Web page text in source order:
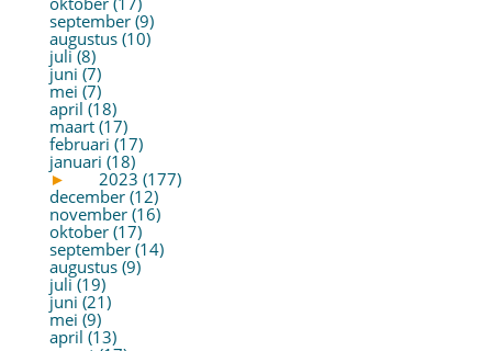
september (9)
augustus (10)
juli (8)
juni (7)
mei (7)
april (18)
maart (17)
februari (17)
januari (18)
►
2023 (177)
december (12)
november (16)
oktober (17)
september (14)
augustus (9)
juli (19)
juni (21)
mei (9)
april (13)